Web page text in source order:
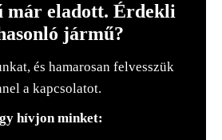
már eladott. Érdekli
jármű?
és hamarosan felvesszük
a kapcsolatot.
hívjon minket: